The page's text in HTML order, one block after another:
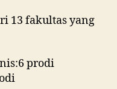
13 fakultas yang
prodi